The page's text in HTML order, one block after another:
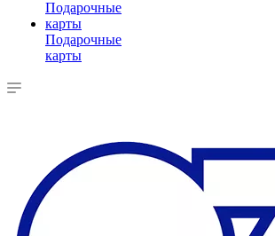
Подарочные
карты